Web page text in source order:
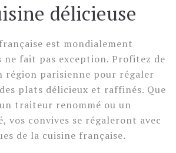
délicieuse
est mondialement
ne fait pas exception. Profitez de
région parisienne pour régaler
plats délicieux et raffinés. Que
traiteur renommé ou un
vos convives se régaleront avec
de la cuisine française.